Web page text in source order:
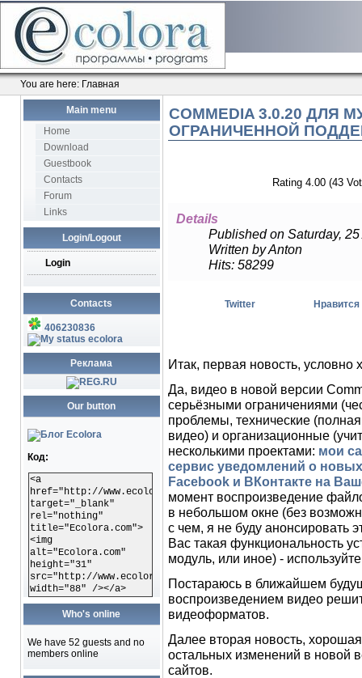
You are here: Главная
Main menu
Home
Download
Guestbook
Contacts
Forum
Links
Login/Logout
Login
Contacts
406230836
ecolora
Реклама
Our button
Код:
<a
href="http://www.ecolora.com"
target="_blank"
rel="nothing"
title="Ecolora.com">
<img
alt="Ecolora.com"
height="31"
src="http://www.ecolora.com/images/ecoloracom.gif"
width="88" /></a>
Who's online
We have 52 guests and no
members online
COMMEDIA 3.0.20
ОГРАНИЧЕННОЙ
Rating 4.00 (43
Details
Published on Saturday,
Written by Anton
Hits: 58299
Twitter Нравится
Итак, первая новость, условно
Да, видео в новой версии
серьёзными ограничениями
проблемы, технические
видео) и организационные
несколькими проектами: мои
сервис уведомлений о
Facebook и ВКонтакте на
момент воспроизведение
в небольшом окне (без
с чем, я не буду анонсировать
Вас такая функциональность
модуль, или иное) -
Постараюсь в ближайшем
воспроизведением видео
видеоформатов.
Далее вторая новость,
остальных изменений в новой
сайтов.